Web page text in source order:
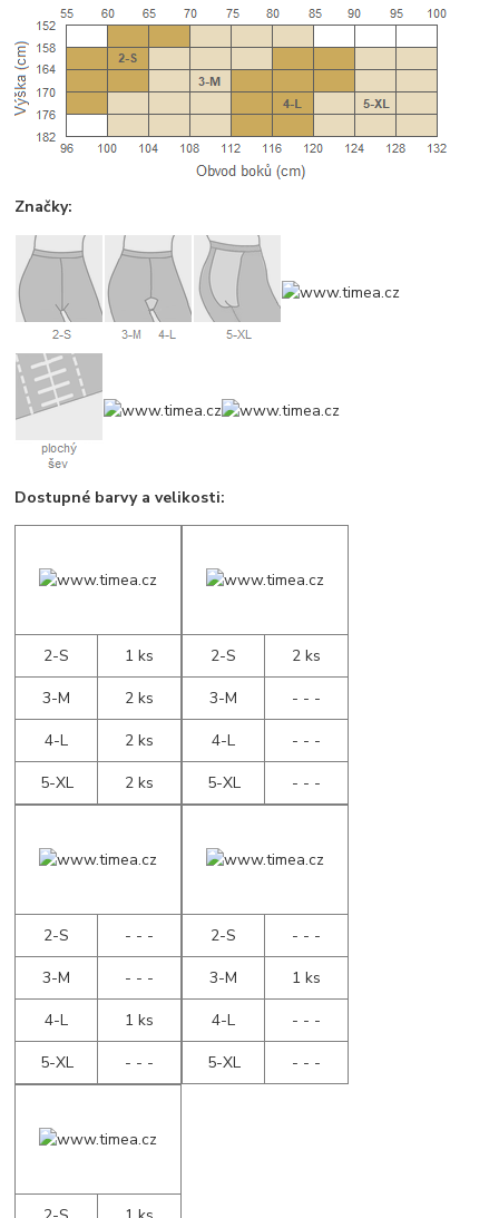
Značky:
Dostupné barvy a velikosti:
2-S
1 ks
3-M
2 ks
4-L
2 ks
5-XL
2 ks
2-S
2 ks
3-M
- - -
4-L
- - -
5-XL
- - -
2-S
- - -
3-M
- - -
4-L
1 ks
5-XL
- - -
2-S
- - -
3-M
1 ks
4-L
- - -
5-XL
- - -